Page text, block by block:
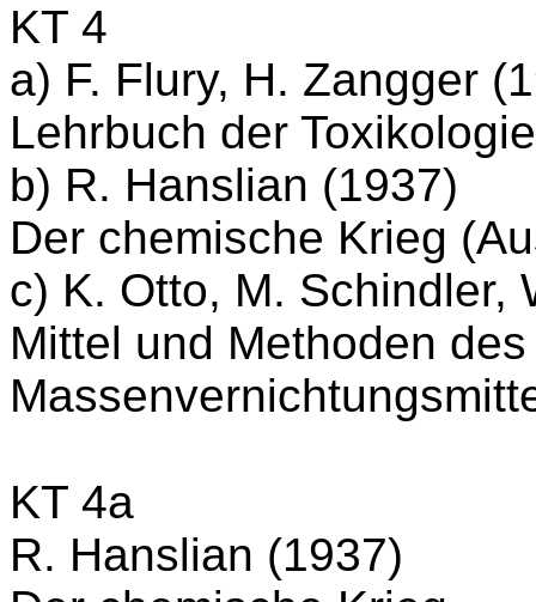
KT 4
a) F. Flury, H. Zangger
Lehrbuch der
b) R. Hanslian (1937)
Der chemische Krieg
c) K. Otto, M. Schindler,
Mittel und Methoden
KT 4a
R. Hanslian (1937)